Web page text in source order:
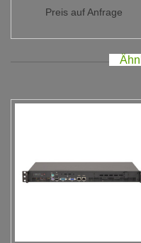
Preis auf Anfrage